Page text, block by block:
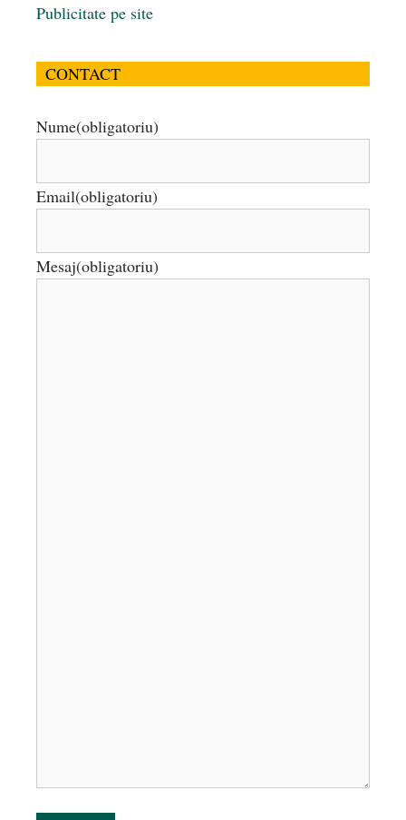
Publicitate pe site
CONTACT
Nume(obligatoriu)
Email(obligatoriu)
Mesaj(obligatoriu)